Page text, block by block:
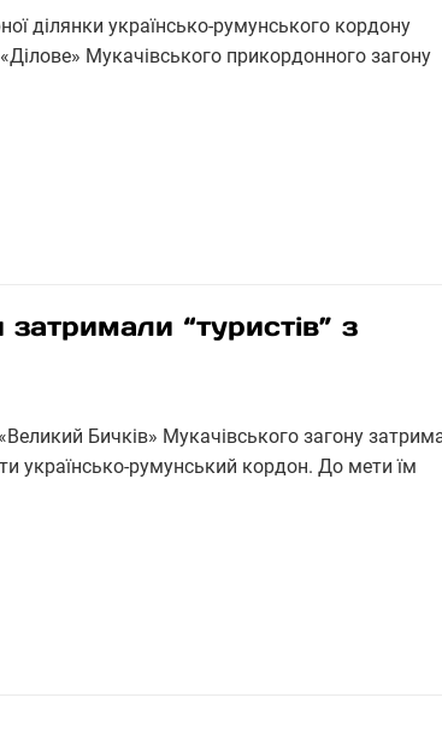
ділянки українсько-румунського кордону
Мукачівського прикордонного загону
“туристів” з
Бичків» Мукачівського загону
українсько-румунський кордон. До мети їм